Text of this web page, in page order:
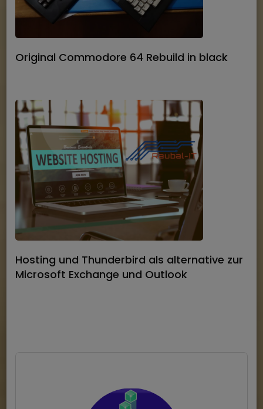
Original Commodore 64 Rebuild in black
Hosting und Thunderbird als alternative zur
Microsoft Exchange und Outlook